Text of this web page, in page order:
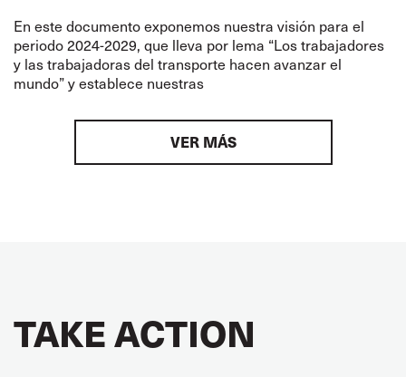
En este documento exponemos nuestra visión para el
periodo 2024-2029, que lleva por lema “Los trabajadores
y las trabajadoras del transporte hacen avanzar el
mundo” y establece nuestras
VER MÁS
TAKE ACTION